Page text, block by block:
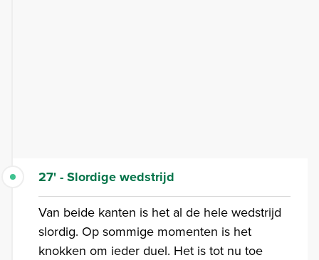
27' - Slordige wedstrijd
Van beide kanten is het al de hele wedstrijd
slordig. Op sommige momenten is het
knokken om ieder duel. Het is tot nu toe